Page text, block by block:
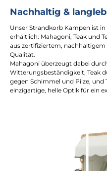
Nachhaltig &
Unser Strandkorb Kampen ist
erhältlich: Mahagoni, Teak und
aus zertifiziertem,
Qualität.
Mahagoni überzeugt dabei
Witterungsbeständigkeit, Teak
gegen Schimmel und Pilze, und
einzigartige, helle Optik für ein